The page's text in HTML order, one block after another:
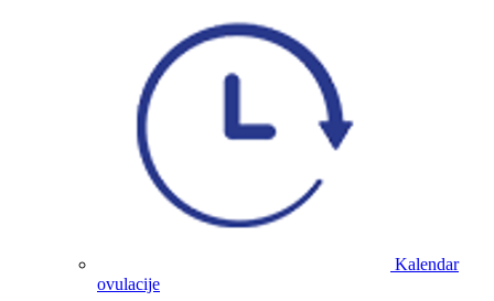
Kalendar
ovulacije